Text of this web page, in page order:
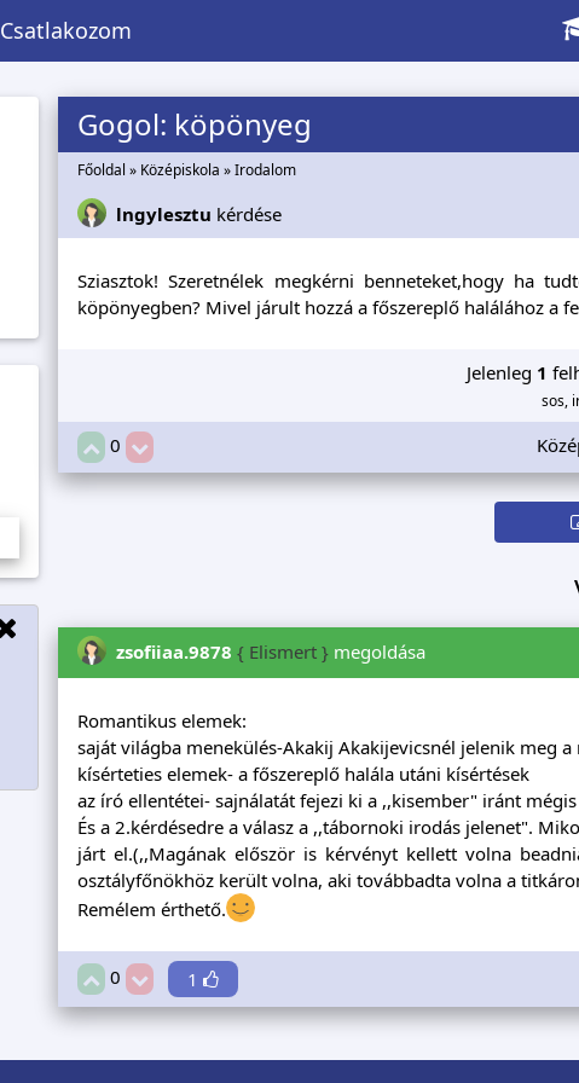
Csatlakozom
Gogol: köpönyeg
Főoldal » Középiskola »Irodalom
lngylesztu kérdése
Sziasztok! Szeretnélek megkérni benneteket,hogy ha
köpönyegben? Mivel járult hozzá a főszereplő halálához a
Jelenleg 1
sos,
0
zsofiiaa.9878 { Elismert }megoldása
Romantikus elemek:
saját világba menekülés-Akakij Akakijevicsnél jelenik meg
kísérteties elemek- a főszereplő halála utáni kísértések
az író ellentétei- sajnálatát fejezi ki a ,,kisember" iránt
És a 2.kérdésedre a válasz a ,,tábornoki irodás jelenet".
járt el.(,,Magának először is kérvényt kellett volna
osztályfőnökhöz került volna, aki továbbadta volna a
Remélem érthető.
0 1